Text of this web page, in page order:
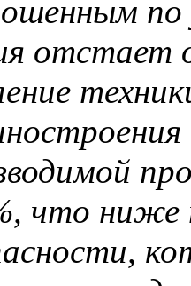
по
отстает
что ниже